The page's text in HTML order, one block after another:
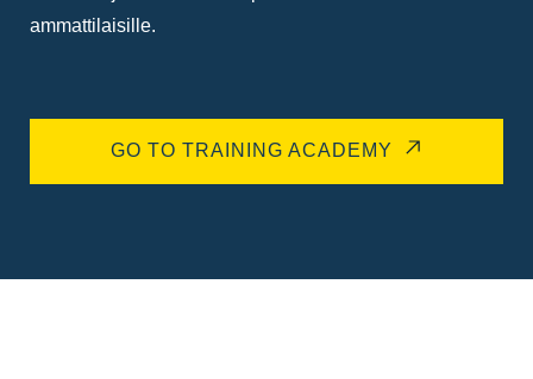
ammattilaisille.
GO TO TRAINING ACADEMY